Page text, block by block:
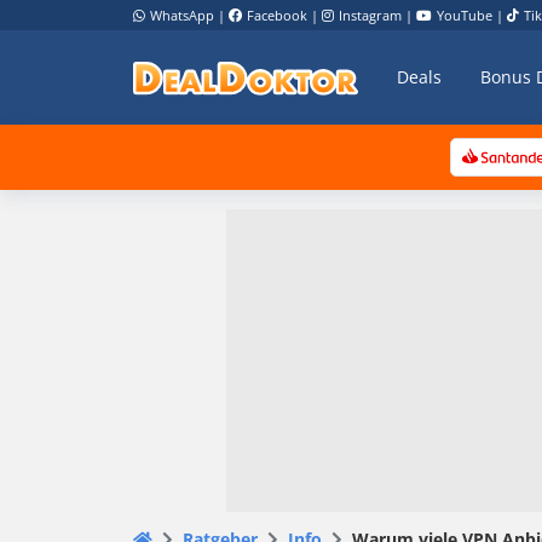
WhatsApp | Facebook | Instagram | YouTube |
Deals Bonus